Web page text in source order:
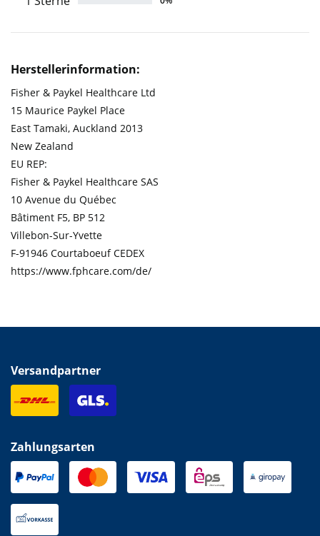
Herstellerinformation:
Fisher & Paykel Healthcare Ltd
15 Maurice Paykel Place
East Tamaki, Auckland 2013
New Zealand
EU REP:
Fisher & Paykel Healthcare SAS
10 Avenue du Québec
Bâtiment F5, BP 512
Villebon-Sur-Yvette
F-91946 Courtaboeuf CEDEX
https://www.fphcare.com/de/
Versandpartner
Zahlungsarten